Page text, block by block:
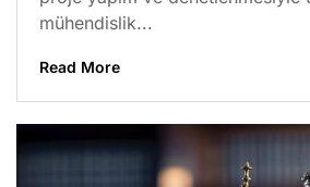
mühendislik...
Read More